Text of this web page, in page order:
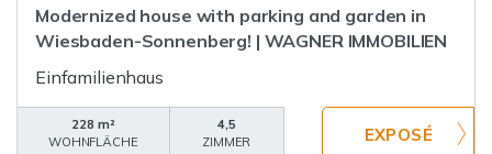
Modernized house with parking and garden in
Wiesbaden-Sonnenberg! | WAGNER IMMOBILIEN
Einfamilienhaus
228 m²
WOHNFLÄCHE
4,5
ZIMMER